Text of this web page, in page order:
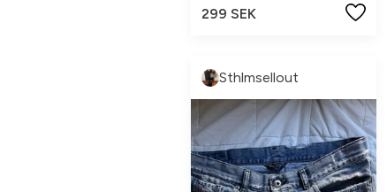
299 SEK
Sthlmsellout